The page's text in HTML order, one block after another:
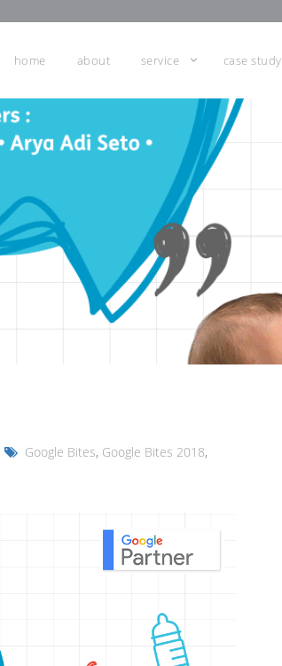
home about service case study
Google Bites, Google Bites 2018,